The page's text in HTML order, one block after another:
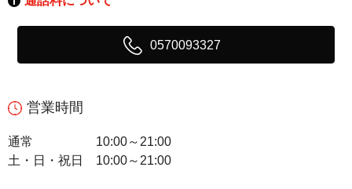
0570093327
営業時間
通常
10:00～21:00
土・日・祝日
10:00～21:00